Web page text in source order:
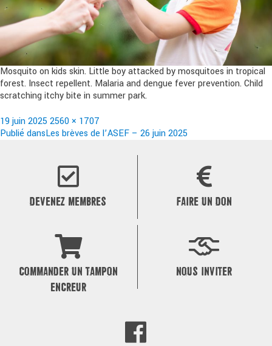
Mosquito on kids skin. Little boy attacked by mosquitoes in tropical
forest. Insect repellent. Malaria and dengue fever prevention. Child
scratching itchy bite in summer park.
Publié
le
19 juin 2025 Taille
réelle
2560 × 1707
Navigation
Publié dansLes brèves de l’ASEF – 26 juin 2025
DEVENEZ MEMBRES FAIRE UN DON
COMMANDER UN TAMPON
ENCREUR
NOUS INVITER